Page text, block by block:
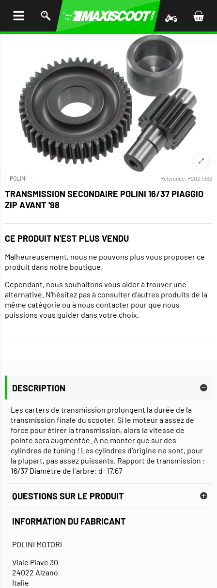
POLINI Référence: P202.1362
TRANSMISSION SECONDAIRE POLINI 16/37 PIAGGIO
ZIP AVANT '98
CE PRODUIT N'EST PLUS VENDU
Malheureusement, nous ne pouvons plus vous proposer ce
produit dans notre boutique.
Cependant, nous souhaitons vous aider à trouver une
alternative. N'hésitez pas à consulter d'autres produits de la
même catégorie ou à nous contacter pour que nous
puissions vous guider dans votre choix.
DESCRIPTION
Les carters de transmission prolongent la durée de la
transmission finale du scooter. Si le moteur a assez de
force pour étirer la transmission, alors la vitesse de
pointe sera augmentée. A ne monter que sur des
cylindres de tuning ! Les cylindres d’origine ne sont, pour
la plupart, pas assez puissants. Rapport de transmission :
16/37 Diamètre de l`arbre: d=17,67
QUESTIONS SUR LE PRODUIT
INFORMATION DU FABRICANT
POLINI MOTORI
Viale Piave 30
24022 Alzano
Italie